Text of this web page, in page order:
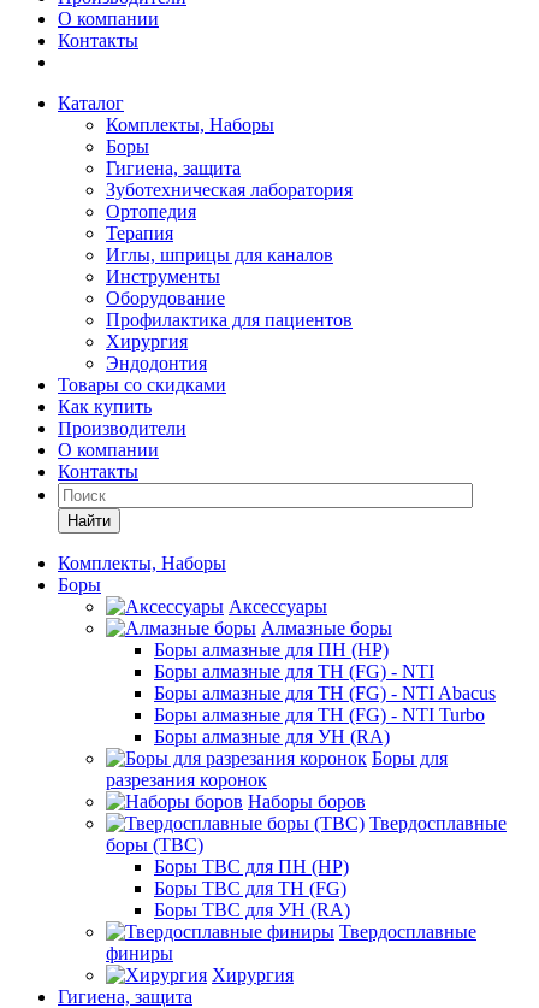
О компании
Контакты
Каталог
Комплекты, Наборы
Боры
Гигиена, защита
Зуботехническая лаборатория
Ортопедия
Терапия
Иглы, шприцы для каналов
Инструменты
Оборудование
Профилактика для пациентов
Хирургия
Эндодонтия
Товары со скидками
Как купить
Производители
О компании
Контакты
Найти
Комплекты, Наборы
Боры
Аксессуары
Алмазные боры
Боры алмазные для ПН (HP)
Боры алмазные для ТН (FG) - NTI
Боры алмазные для ТН (FG) - NTI Abacus
Боры алмазные для ТН (FG) - NTI Turbo
Боры алмазные для УН (RA)
Боры для
разрезания коронок
Наборы боров
Твердосплавные
боры (ТВС)
Боры ТВС для ПН (HP)
Боры ТВС для ТН (FG)
Боры ТВС для УН (RA)
Твердосплавные
финиры
Хирургия
Гигиена, защита